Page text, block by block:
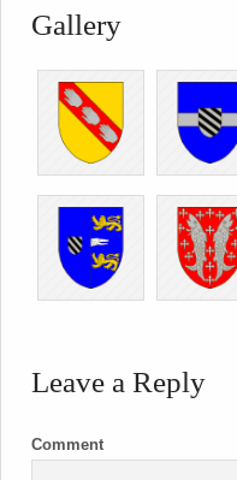
Gallery
Leave a Reply
Comment